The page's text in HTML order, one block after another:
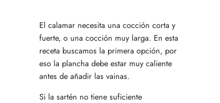
El calamar necesita una cocción corta y
fuerte, o una cocción muy larga. En esta
receta buscamos la primera opción, por
eso la plancha debe estar muy caliente
antes de añadir las vainas.
Si la sartén no tiene suficiente